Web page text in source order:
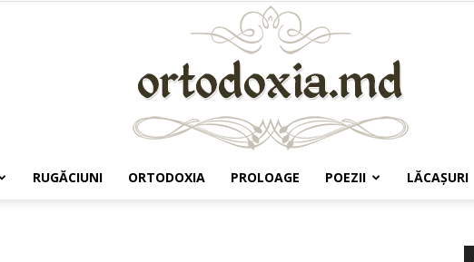
RUGĂCIUNI ORTODOXIA PROLOAGE POEZII LĂCAŞURI